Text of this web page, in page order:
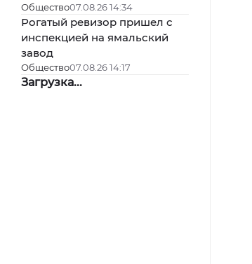
Общество07.08.26 14:34
Рогатый ревизор пришел с
инспекцией на ямальский
завод
Общество07.08.26 14:17
Загрузка...